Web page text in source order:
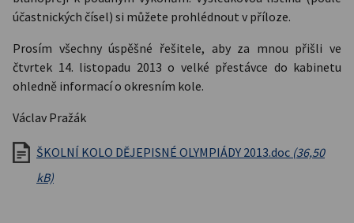
účastnických čísel) si můžete prohlédnout v příloze.
Prosím všechny úspěšné řešitele, aby za mnou přišli ve
čtvrtek 14. listopadu 2013 o velké přestávce do kabinetu
ohledně informací o okresním kole.
Václav Pražák
ŠKOLNÍ KOLO DĚJEPISNÉ OLYMPIÁDY 2013.doc (36,50
kB)